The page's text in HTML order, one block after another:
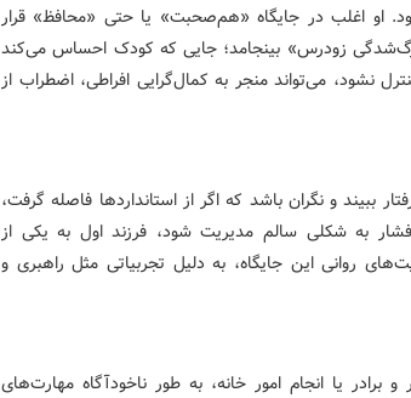
او اغلب در جایگاه «هم‌صحبت» یا حتی «محافظ» قرار
زودرس» بینجامد؛ جایی که کودک احساس می‌کند
نشود، می‌تواند منجر به کمال‌گرایی افراطی، اضطراب از
ببیند و نگران باشد که اگر از استانداردها فاصله گرفت،
به شکلی سالم مدیریت شود، فرزند اول به یکی از
روانی این جایگاه، به دلیل تجربیاتی مثل راهبری و
یا انجام امور خانه، به طور ناخودآگاه مهارت‌های